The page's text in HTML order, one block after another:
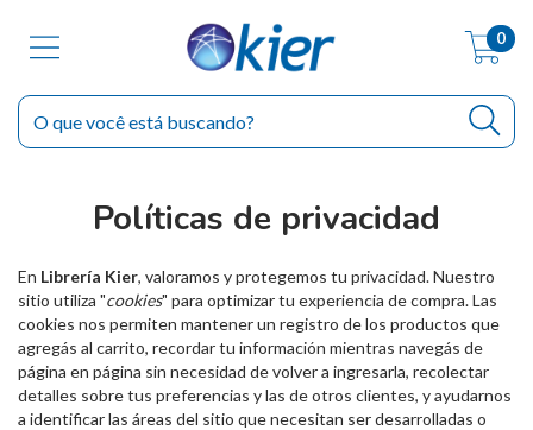
0
Políticas de privacidad
En Librería Kier, valoramos y protegemos tu privacidad. Nuestro
sitio utiliza "cookies" para optimizar tu experiencia de compra. Las
cookies nos permiten mantener un registro de los productos que
agregás al carrito, recordar tu información mientras navegás de
página en página sin necesidad de volver a ingresarla, recolectar
detalles sobre tus preferencias y las de otros clientes, y ayudarnos
a identificar las áreas del sitio que necesitan ser desarrolladas o